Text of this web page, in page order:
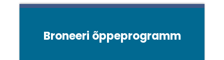
Broneeri õppeprogramm
saavad